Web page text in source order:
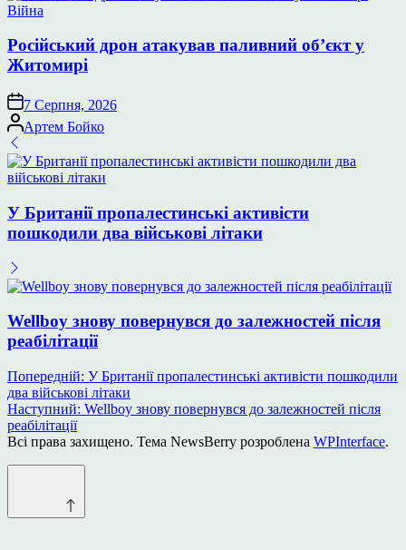
Опублікувати
Війна
Російський дрон атакував паливний об’єкт у
Житомирі
7 Серпня, 2026
Опубліковано
Артем Бойко
У Британії пропалестинські активісти
пошкодили два військові літаки
Wellboy знову повернувся до залежностей після
реабілітації
Навігація
записів
Попередній: У Британії пропалестинські активісти пошкодили
два військові літаки
Наступний: Wellboy знову повернувся до залежностей після
реабілітації
Всі права захищено. Тема NewsBerry розроблена WPInterface.